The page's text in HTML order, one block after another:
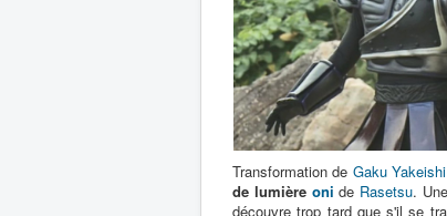
Transformation de Gaku Yakeishi
de lumière oni de Rasetsu.
découvre trop tard que s'il se